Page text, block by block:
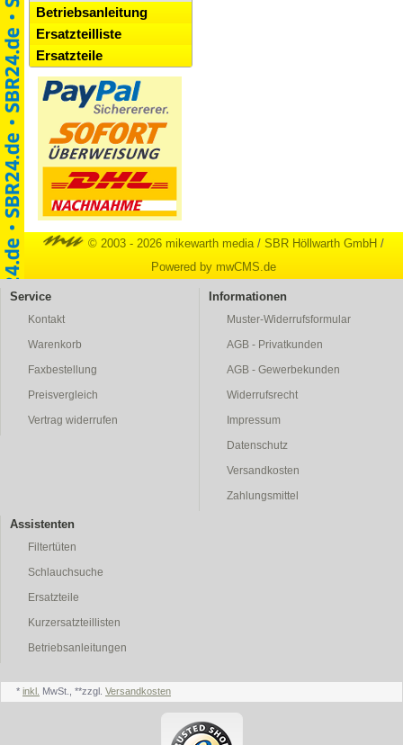
Betriebsanleitung
Ersatzteilliste
Ersatzteile
© 2003 - 2026 mikewarth media/ SBR Höllwarth GmbH /
Powered by mwCMS.de
Service
Kontakt
Warenkorb
Faxbestellung
Preisvergleich
Vertrag widerrufen
Informationen
Muster-Widerrufsformular
AGB - Privatkunden
AGB - Gewerbekunden
Widerrufsrecht
Impressum
Datenschutz
Versandkosten
Zahlungsmittel
Assistenten
Filtertüten
Schlauchsuche
Ersatzteile
Kurzersatzteillisten
Betriebsanleitungen
* inkl. MwSt., **zzgl. Versandkosten